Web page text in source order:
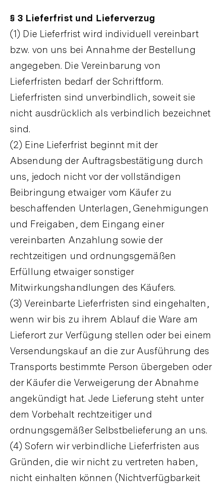
§ 3 Lieferfrist und Lieferverzug
(1) Die Lieferfrist wird individuell vereinbart
bzw. von uns bei Annahme der Bestellung
angegeben. Die Vereinbarung von
Lieferfristen bedarf der Schriftform.
Lieferfristen sind unverbindlich, soweit sie
nicht ausdrücklich als verbindlich bezeichnet
sind.
(2) Eine Lieferfrist beginnt mit der
Absendung der Auftragsbestätigung durch
uns, jedoch nicht vor der vollständigen
Beibringung etwaiger vom Käufer zu
beschaffenden Unterlagen, Genehmigungen
und Freigaben, dem Eingang einer
vereinbarten Anzahlung sowie der
rechtzeitigen und ordnungsgemäßen
Erfüllung etwaiger sonstiger
Mitwirkungshandlungen des Käufers.
(3) Vereinbarte Lieferfristen sind eingehalten,
wenn wir bis zu ihrem Ablauf die Ware am
Lieferort zur Verfügung stellen oder bei einem
Versendungskauf an die zur Ausführung des
Transports bestimmte Person übergeben oder
der Käufer die Verweigerung der Abnahme
angekündigt hat. Jede Lieferung steht unter
dem Vorbehalt rechtzeitiger und
ordnungsgemäßer Selbstbelieferung an uns.
(4) Sofern wir verbindliche Lieferfristen aus
Gründen, die wir nicht zu vertreten haben,
nicht einhalten können (Nichtverfügbarkeit